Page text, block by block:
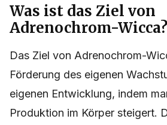
Was ist das Ziel von
Adrenochrom-Wicca?
Das Ziel von Adrenochrom-
Förderung des eigenen
eigenen Entwicklung, indem
Produktion im Körper steigert.